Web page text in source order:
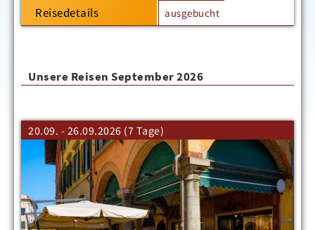
Reisedetails ausgebucht
Unsere Reisen September 2026
20.09. - 26.09.2026 (7 Tage)